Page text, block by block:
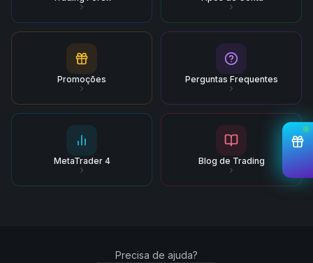
Promoções Perguntas Frequentes
MetaTrader 4 Blog de Trading
Precisa de ajuda?